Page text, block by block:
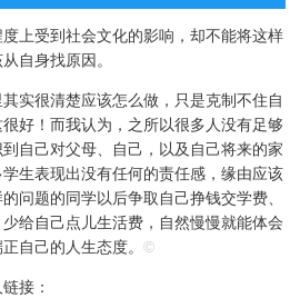
上受到社会文化的影响，却不能将这样
自身找原因。
实很清楚应该怎么做，只是克制不住自
好！而我认为，之所以很多人没有足够
自己对父母、自己，以及自己将来的家
生表现出没有任何的责任感，缘由应该
问题的同学以后争取自己挣钱交学费、
给自己点儿生活费，自然慢慢就能体会
自己的人生态度。©
接：